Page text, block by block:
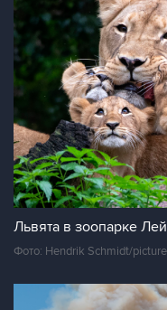
Львята в зоопарке
Фото: Hendrik Schmidt/